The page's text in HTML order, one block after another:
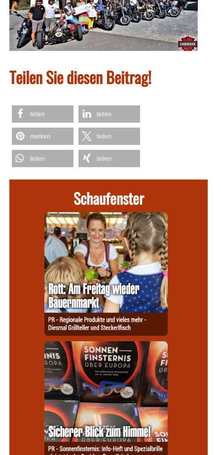
Teilen Sie diesen Beitrag!
teilen teilen
merken teilen
teilen teilen
Schaufenster